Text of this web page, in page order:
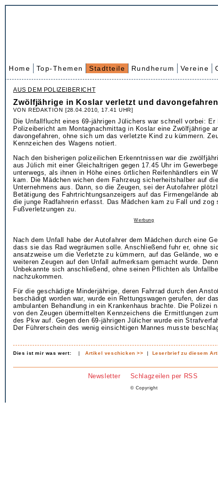
Home Top-Themen Stadtteile Rundherum Vereine
AUS DEM POLIZEIBERICHT
Zwölfjährige in Koslar verletzt und
VON REDAKTION [28.04.2010, 17.41 UHR]
Die Unfallflucht eines 69-jährigen Jülichers war schnell vorbei: Er
Polizeibericht am Montagnachmittag in Koslar eine Zwölfjährige
davongefahren, ohne sich um das verletzte Kind zu kümmern.
Kennzeichen des Wagens notiert.
Nach den bisherigen polizeilichen Erkenntnissen war die
aus Jülich mit einer Gleichaltrigen gegen 17.45 Uhr im
unterwegs, als ihnen in Höhe eines örtlichen Reifenhändlers ein
kam. Die Mädchen wichen dem Fahrzeug sicherheitshalber auf
Unternehmens aus. Dann, so die Zeugen, sei der Autofahrer
Betätigung des Fahrtrichtungsanzeigers auf das Firmengelände
die junge Radfahrerin erfasst. Das Mädchen kam zu Fall und zog
Fußverletzungen zu.
Werbung
Nach dem Unfall habe der Autofahrer dem Mädchen durch eine
dass sie das Rad wegräumen solle. Anschließend fuhr er, ohne
ansatzweise um die Verletzte zu kümmern, auf das Gelände, wo
weiteren Zeugen auf den Unfall aufmerksam gemacht wurde.
Unbekannte sich anschließend, ohne seinen Pflichten als
nachzukommen.
Für die geschädigte Minderjährige, deren Fahrrad durch den
beschädigt worden war, wurde ein Rettungswagen gerufen, der
ambulanten Behandlung in ein Krankenhaus brachte. Die Polizei
von den Zeugen übermittelten Kennzeichens die Ermittlungen
des Pkw auf. Gegen den 69-jährigen Jülicher wurde ein
Der Führerschein des wenig einsichtigen Mannes musste
Dies ist mir was wert: |Artikel veschicken >> | Leserbrief zu diesem
Newsletter Schlagzeilen per RSS
© Copyright